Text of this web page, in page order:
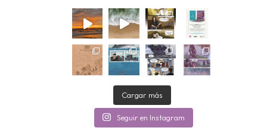
Cargar más
Seguir en Instagram